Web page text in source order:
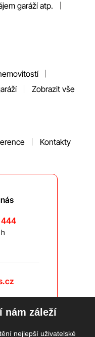
garáží atp.
Zobrazit vše
Kontakty
444
nám záleží
nejlepší uživatelské